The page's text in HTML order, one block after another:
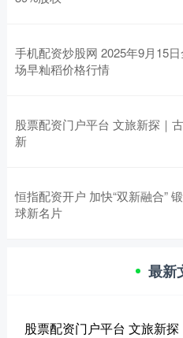
手机配资炒股网 2025年9月15
场早籼稻价格行情
股票配资门户平台 文旅新探｜
新
恒指配资开户 加快“双新融合”
球新名片
最新
股票配资门户平台 文旅新